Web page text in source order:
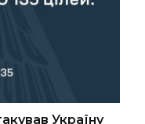
Україну